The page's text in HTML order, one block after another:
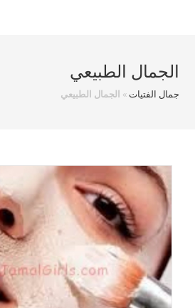
الجمال الطبيعي
جمال الفتيات» الجمال الطبيعي